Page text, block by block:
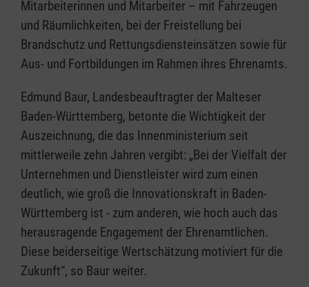
Mitarbeiterinnen und Mitarbeiter – mit Fahrzeugen
und Räumlichkeiten, bei der Freistellung bei
Brandschutz und Rettungsdiensteinsätzen sowie für
Aus- und Fortbildungen im Rahmen ihres Ehrenamts.
Edmund Baur, Landesbeauftragter der Malteser
Baden-Württemberg, betonte die Wichtigkeit der
Auszeichnung, die das Innenministerium seit
mittlerweile zehn Jahren vergibt: „Bei der Vielfalt der
Unternehmen und Dienstleister wird zum einen
deutlich, wie groß die Innovationskraft in Baden-
Württemberg ist - zum anderen, wie hoch auch das
herausragende Engagement der Ehrenamtlichen.
Diese beiderseitige Wertschätzung motiviert für die
Zukunft“, so Baur weiter.